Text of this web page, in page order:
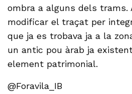
ombra a alguns dels trams.
modificar el traçat per
que ja es trobava ja a la
un antic pou àrab ja
element patrimonial.
@Foravila_IB